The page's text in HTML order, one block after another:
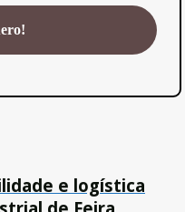
e logística